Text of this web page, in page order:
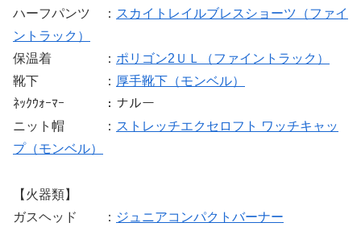
ハーフパンツ ： スカイトレイルブレスショーツ（ファイ
ントラック）
保温着 ： ポリゴン2ＵＬ（ファイントラック）
靴下 ： 厚手靴下（モンベル）
ﾈｯｸｳｫｰﾏｰ ：ナルー
ニット帽 ： ストレッチエクセロフト ワッチキャッ
プ（モンベル）
【火器類】
ガスヘッド ： ジュニアコンパクトバーナー